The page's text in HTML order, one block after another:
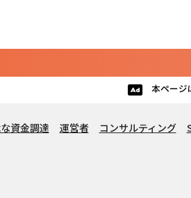
本ページ
資金調達 運営者 コンサルティング